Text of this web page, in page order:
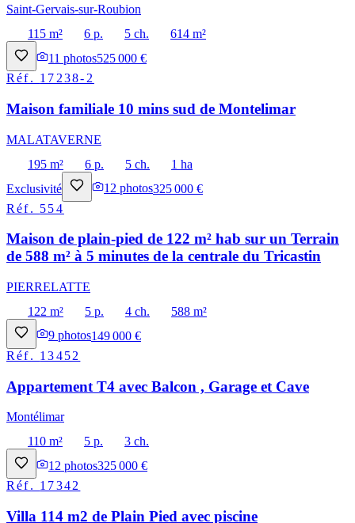
Saint-Gervais-sur-Roubion
115 m²
6 p. 5 ch.
614 m²
11 photos525 000 €
Réf. 17238-2
Maison familiale 10 mins sud de Montelimar
MALATAVERNE
195 m²
6 p. 5 ch.
1 ha
Exclusivité
12 photos325 000 €
Réf. 554
Maison de plain-pied de 122 m² hab sur un Terrain
de 588 m² à 5 minutes de la centrale du Tricastin
PIERRELATTE
122 m²
5 p. 4 ch.
588 m²
9 photos149 000 €
Réf. 13452
Appartement T4 avec Balcon , Garage et Cave
Montélimar
110 m²
5 p.
3 ch.
12 photos325 000 €
Réf. 17342
Villa 114 m2 de Plain Pied avec piscine